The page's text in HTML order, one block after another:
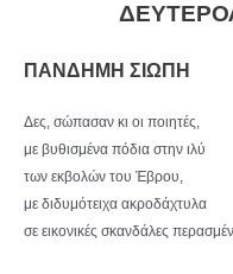
ΠΑΝΔΗΜΗ ΣΙΩΠΗ
Δες, σώπασαν κι οι ποιητές,
με βυθισμένα πόδια στην ιλύ
των εκβολών του Έβρου,
με διδυμότειχα ακροδάχτυλα
σε εικονικές σκανδάλες